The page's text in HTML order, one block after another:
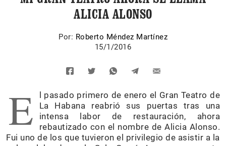
ALICIA ALONSO
Por: Roberto Méndez Martínez
15/1/2016
E
l pasado primero de enero el Gran Teatro de
La Habana reabrió sus puertas tras una
intensa labor de restauración, ahora
rebautizado con el nombre de Alicia Alonso.
Fui uno de los que tuvieron el privilegio de asistir a la